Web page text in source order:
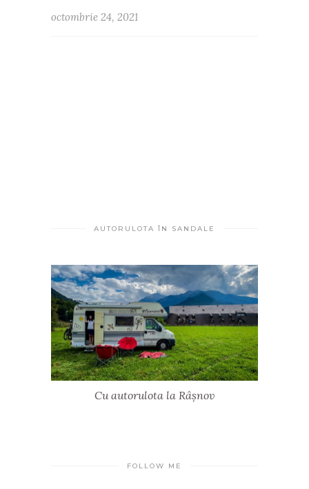
octombrie 24, 2021
AUTORULOTA ÎN SANDALE
Cu autorulota la Râșnov
FOLLOW ME